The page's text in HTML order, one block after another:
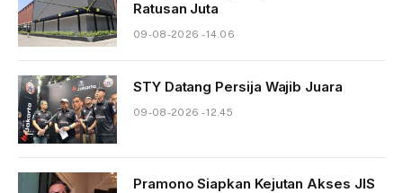
Ratusan Juta
09-08-2026 - 14.06
STY Datang Persija Wajib Juara
09-08-2026 - 12.45
Pramono Siapkan Kejutan Akses JIS